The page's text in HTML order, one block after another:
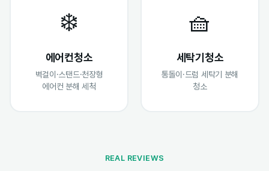
❄️
에어컨청소
벽걸이·스탠드·천장형
에어컨 분해 세척
🧺
세탁기청소
통돌이·드럼 세탁기 분해
청소
REAL REVIEWS